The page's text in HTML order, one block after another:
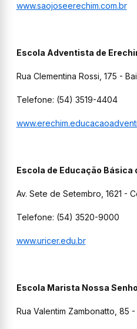
www.saojoseerechim.com.br
Escola Adventista de
Rua Clementina Rossi, 175 -
Telefone: (54) 3519-4404
Escola de Educação Básica
Av. Sete de Setembro, 1621 -
Telefone: (54) 3520-9000
www.uricer.edu.br
Escola Marista Nossa
Rua Valentim Zambonatto, 85